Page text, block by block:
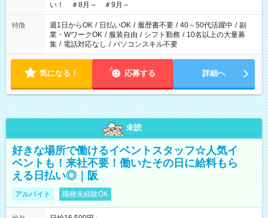
い！ ＃8月～ ＃9月～
特徴 週1日からOK / 日払いOK / 履歴書不要 / 40～50代活躍中 / 副
業・WワークOK / 服装自由 / シフト勤務 / 10名以上の大量募
集 / 電話対応なし / パソコンスキル不要
気になる！ 応募する 詳細へ
未読
好きな場所で働けるイベントスタッフ☆人気イ
ベントも！来社不要！働いたその日に給料もら
える日払い◎｜阪
アルバイト 職種未経験OK